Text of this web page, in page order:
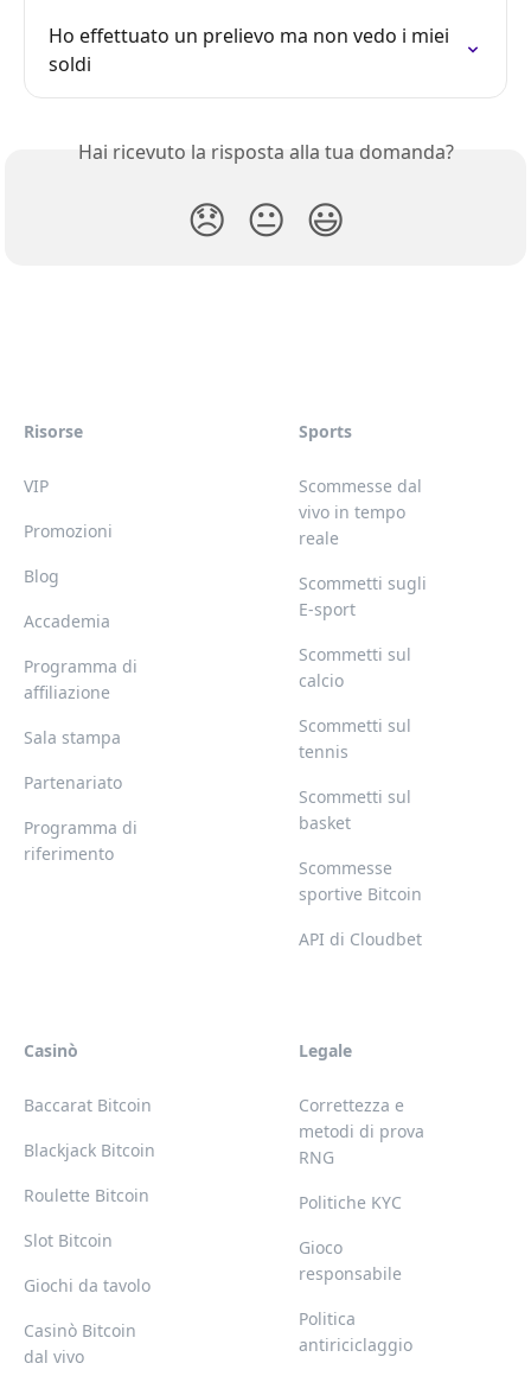
Ho effettuato un prelievo ma non vedo i miei
soldi
Hai ricevuto la risposta alla tua domanda?
😞 😐 😃
Risorse
VIP
Promozioni
Blog
Accademia
Programma di
affiliazione
Sala stampa
Partenariato
Programma di
riferimento
Sports
Scommesse dal
vivo in tempo
reale
Scommetti sugli
E-sport
Scommetti sul
calcio
Scommetti sul
tennis
Scommetti sul
basket
Scommesse
sportive Bitcoin
API di Cloudbet
Casinò
Baccarat Bitcoin
Blackjack Bitcoin
Roulette Bitcoin
Slot Bitcoin
Giochi da tavolo
Casinò Bitcoin
dal vivo
Legale
Correttezza e
metodi di prova
RNG
Politiche KYC
Gioco
responsabile
Politica
antiriciclaggio